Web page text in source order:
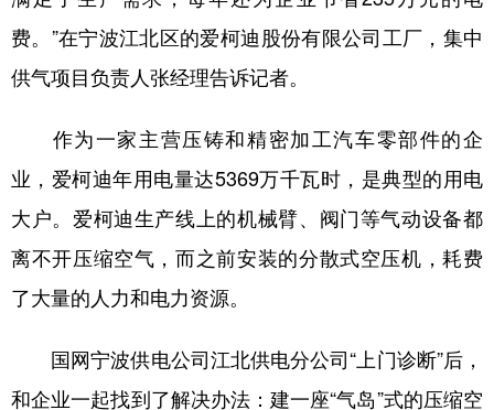
费。”在宁波江北区的爱柯迪股份有限公司工厂，集中
供气项目负责人张经理告诉记者。
作为一家主营压铸和精密加工汽车零部件的企
业，爱柯迪年用电量达5369万千瓦时，是典型的用电
大户。爱柯迪生产线上的机械臂、阀门等气动设备都
离不开压缩空气，而之前安装的分散式空压机，耗费
了大量的人力和电力资源。
国网宁波供电公司江北供电分公司“上门诊断”后，
和企业一起找到了解决办法：建一座“气岛”式的压缩空